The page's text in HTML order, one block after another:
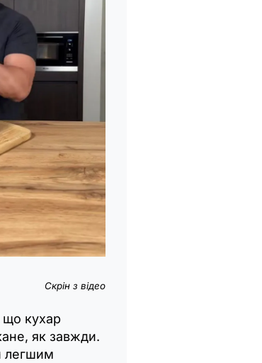
Скрін з відео
що кухар
як завжди.
легшим